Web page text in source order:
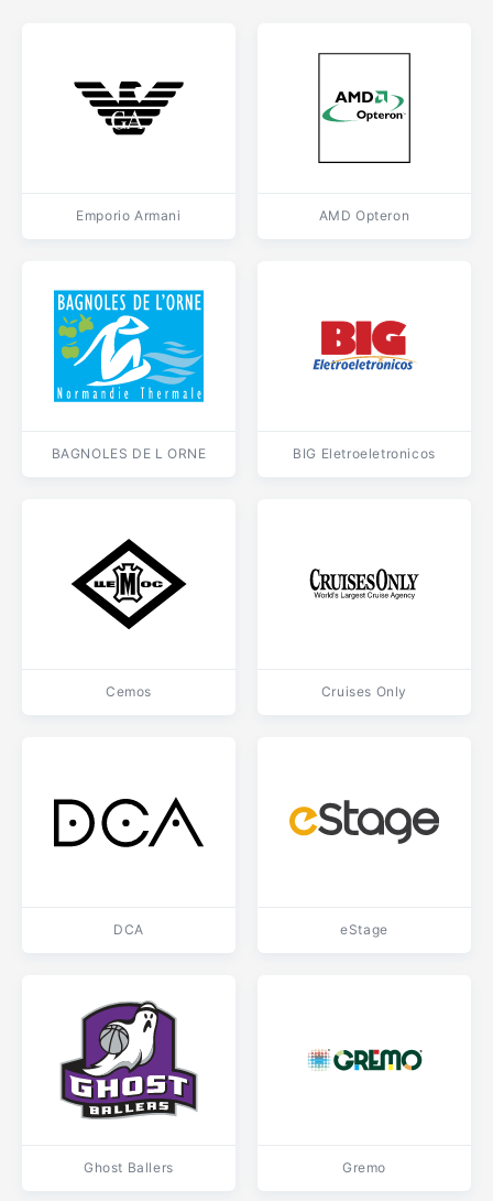
Emporio Armani AMD Opteron
BAGNOLES DE L ORNE BIG Eletroeletronicos
Cemos Cruises Only
DCA eStage
Ghost Ballers Gremo